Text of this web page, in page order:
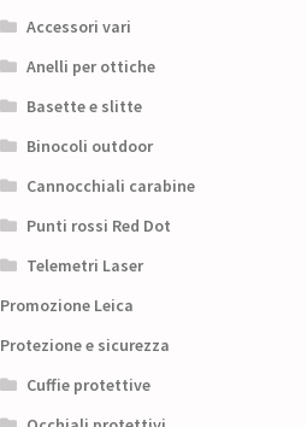
Accessori vari
Anelli per ottiche
Basette e slitte
Binocoli outdoor
Cannocchiali carabine
Punti rossi Red Dot
Telemetri Laser
Promozione Leica
Protezione e sicurezza
Cuffie protettive